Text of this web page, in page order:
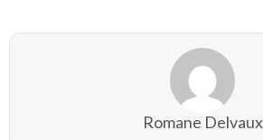
Romane Delvaux